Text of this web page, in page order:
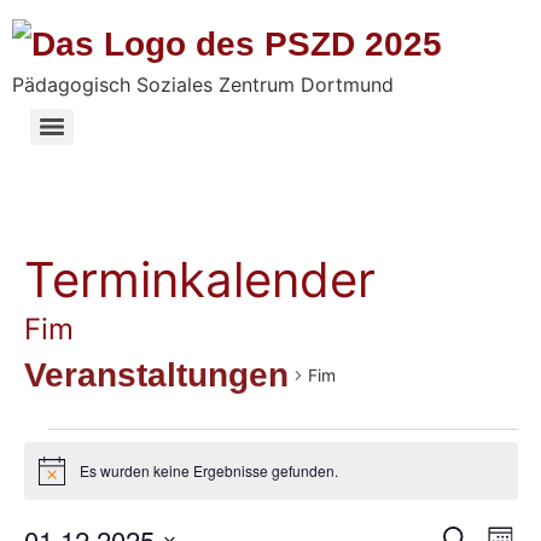
Pädagogisch Soziales Zentrum Dortmund
Terminkalender
Fim
Veranstaltungen Fim
HinweisEs wurden keine Ergebnisse gefunden.